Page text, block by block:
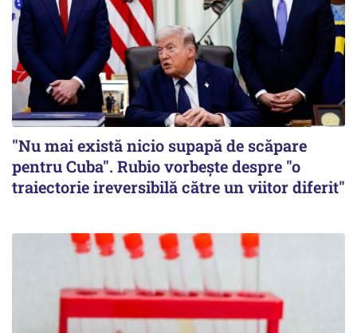
"Nu mai există nicio supapă de scăpare
pentru Cuba". Rubio vorbește despre "o
traiectorie ireversibilă către un viitor diferit"